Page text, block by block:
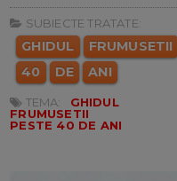
SUBIECTE TRATATE:
GHIDUL FRUMUSETII
40
DE ANI
TEMA:
GHIDUL
FRUMUSETII
PESTE 40 DE ANI